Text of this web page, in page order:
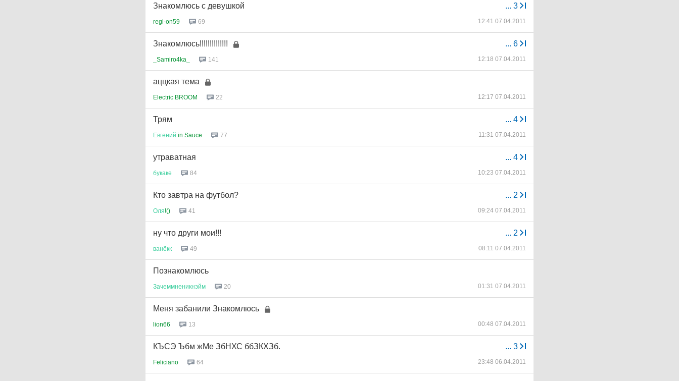
... 3
Знакомлюсь с девушкой
regi-on59 69 12:41 07.04.2011
... 6
Знакомлюсь!!!!!!!!!!!!!!
_Samiro4ka_ 141 12:18 07.04.2011
аццкая тема
Electric BROOM 22 12:17 07.04.2011
... 4
Трям
Евгений in Sauce 77 11:31 07.04.2011
... 4
утраватная
букаке 84 10:23 07.04.2011
... 2
Кто завтра на футбол?
Оля!() 41 09:24 07.04.2011
... 2
ну что други мои!!!
ванёкк 49 08:11 07.04.2011
Познакомлюсь
Зачеммненикнэйм 20 01:31 07.04.2011
Меня забанили Знакомлюсь
lion66 13 00:48 07.04.2011
... 3
КЪСЭ Ъбм жМе ЗбНХС ббЗКХЗб.
Feliciano 64 23:48 06.04.2011